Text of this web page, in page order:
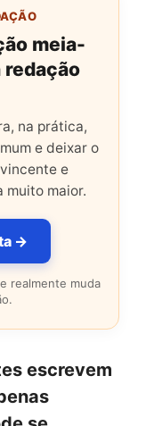
meia-
redação
na prática,
e deixar o
e
muito maior.
→
realmente muda
escrevem